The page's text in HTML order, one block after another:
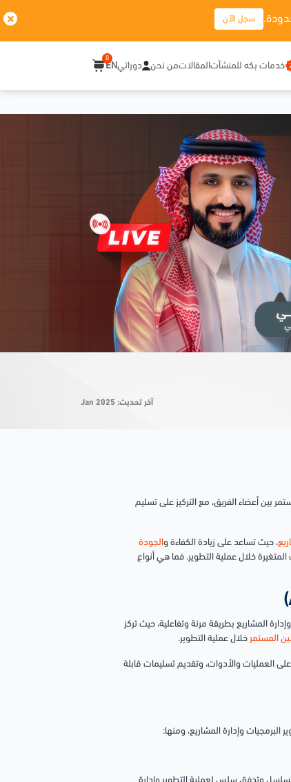
سجل الآن
خدمات بكه للمنشآتالمقالاتمن نحن دوراتيEN
0
آخر تحديث: Jan 2025
بين أعضاء الفريق، مع التركيز على تسليم
، حيث تساعد على زيادة الكفاءة والجودة
خلال عملية التطوير. فما هي أنواع
المشاريع بطريقة مرنة وتفاعلية، حيث تركز
المستمر خلال عملية التطوير.
العمليات والأدوات، وتقديم تسليمات قابلة